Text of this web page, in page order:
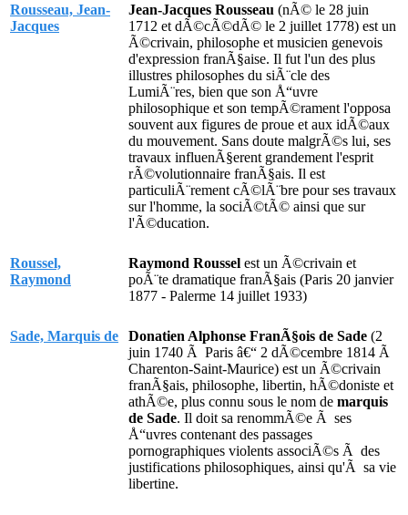
Rousseau, Jean-
Jacques
Jean-Jacques Rousseau (nÃ© le 28 juin
1712 et dÃ©cÃ©dÃ© le 2 juillet 1778) est un
Ã©crivain, philosophe et musicien genevois
d'expression franÃ§aise. Il fut l'un des plus
illustres philosophes du siÃ¨cle des
LumiÃ¨res, bien que son Å“uvre
philosophique et son tempÃ©rament l'opposa
souvent aux figures de proue et aux idÃ©aux
du mouvement. Sans doute malgrÃ©s lui, ses
travaux influenÃ§erent grandement l'esprit
rÃ©volutionnaire franÃ§ais. Il est
particuliÃ¨rement cÃ©lÃ¨bre pour ses travaux
sur l'homme, la sociÃ©tÃ© ainsi que sur
l'Ã©ducation.
Roussel,
Raymond
Raymond Roussel est un Ã©crivain et
poÃ¨te dramatique franÃ§ais (Paris 20 janvier
1877 - Palerme 14 juillet 1933)
Sade, Marquis de Donatien Alphonse FranÃ§ois de Sade (2
juin 1740 Ã Paris â€“ 2 dÃ©cembre 1814 Ã
Charenton-Saint-Maurice) est un Ã©crivain
franÃ§ais, philosophe, libertin, hÃ©doniste et
athÃ©e, plus connu sous le nom de marquis
de Sade. Il doit sa renommÃ©e Ã ses
Å“uvres contenant des passages
pornographiques violents associÃ©s Ã des
justifications philosophiques, ainsi qu'Ã sa vie
libertine.